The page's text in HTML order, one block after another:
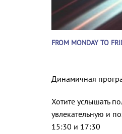
FROM MONDAY TO
Динамичная
Хотите услышать
увлекательную и
15:30 и 17:30